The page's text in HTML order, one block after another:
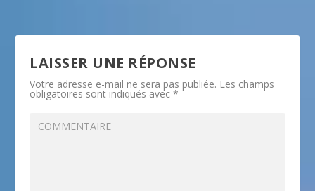
LAISSER UNE RÉPONSE
Votre adresse e-mail ne sera pas publiée. Les champs
obligatoires sont indiqués avec*